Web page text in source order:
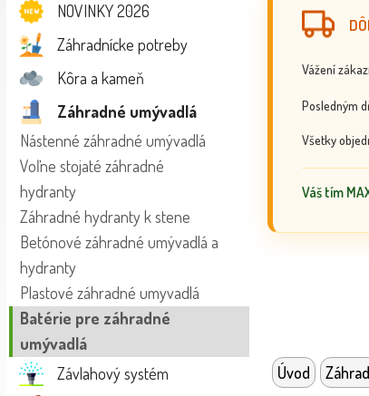
NOVINKY 2026
Záhradnícke potreby
Kôra a kameň
Záhradné umývadlá
Nástenné záhradné umývadlá
Voľne stojaté záhradné
hydranty
Záhradné hydranty k stene
Betónové záhradné umývadlá a
hydranty
Plastové záhradné umyvadlá
Batérie pre záhradné
umývadlá
Závlahový systém
Vážení
Posledným
Všetky
Váš tím
Úvod